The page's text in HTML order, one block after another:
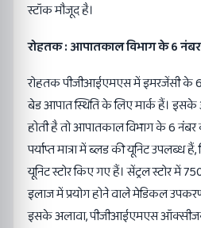
स्टॉक मौजूद है।
रोहतक : आपातकाल विभाग के 6
रोहतक पीजीआईएमएस में इमरजेंसी के
बेड आपात स्थिति के लिए मार्क हैं। इसके
होती है तो आपातकाल विभाग के 6 नंबर
पर्याप्त मात्रा में ब्लड की यूनिट
यूनिट स्टोर किए गए हैं। सेंट्रल स्टोर में
इलाज में प्रयोग होने वाले मेडिकल
इसके अलावा, पीजीआईएमएस